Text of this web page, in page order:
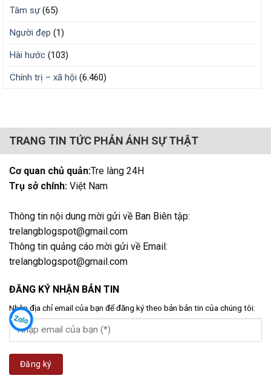
Tâm sự(65)
Người đẹp (1)
Hài hước (103)
Chính trị – xã hội (6.460)
TRANG TIN TỨC PHẢN ÁNH SỰ THẬT
Cơ quan chủ quản:Tre làng 24H
Trụ sở chính: Việt Nam
Thông tin nội dung mời gửi về Ban Biên tập:
trelangblogspot@gmail.com
Thông tin quảng cáo mời gửi về Email:
trelangblogspot@gmail.com
ĐĂNG KÝ NHẬN BẢN TIN
Nhập địa chỉ email của bạn để đăng ký theo bản bản tin của chúng tôi: